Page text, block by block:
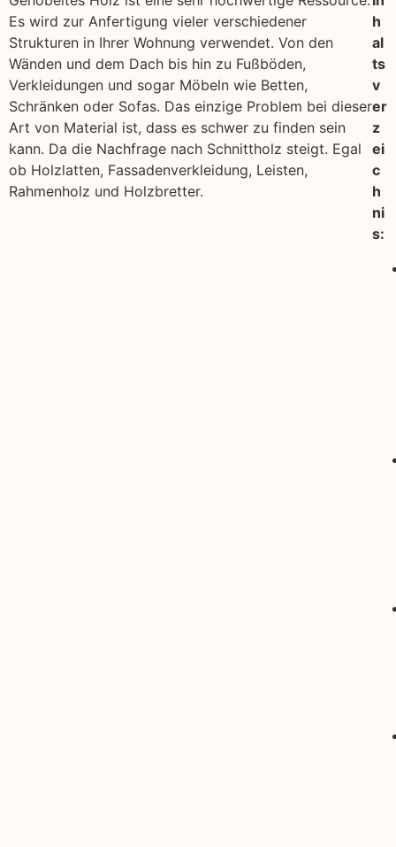
Es wird zur Anfertigung vieler verschiedener
Strukturen in Ihrer Wohnung verwendet. Von den
Wänden und dem Dach bis hin zu Fußböden,
Verkleidungen und sogar Möbeln wie Betten,
Schränken oder Sofas. Das einzige Problem bei dieser
Art von Material ist, dass es schwer zu finden sein
kann. Da die Nachfrage nach Schnittholz steigt. Egal
ob Holzlatten, Fassadenverkleidung, Leisten,
Rahmenholz und Holzbretter.
h
al
ts
v
er
z
ei
c
h
ni
s: